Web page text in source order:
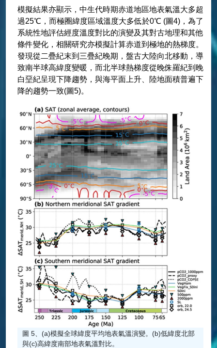
模擬結果亦顯示，中生代時期赤道地區地表氣溫大多超
過25℃，而極圈緯度區域溫度大多低於0℃ (圖4)，為了
系統性地評估經度溫度對比的演變及其對古地理和其他
條件變化，相關研究亦模擬計算赤道到極地的熱梯度。
發現從二疊紀末到三疊紀晚期，盤古大陸向北移動，導
致南半球高緯度變暖，而北半球熱梯度從晚侏羅紀到晚
白堊紀呈現下降趨勢，與海平面上升、陸地面積普遍下
降的趨勢一致(圖5)。
圖 5、(a)模擬全球緯度平均地表氣溫演變。(b)低緯度北部
與(c)高緯度南部地表氣溫對比。